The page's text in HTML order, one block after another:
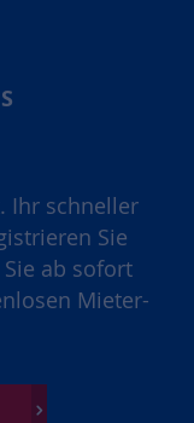
Ihr schneller
Sie
ab sofort
Mieter-